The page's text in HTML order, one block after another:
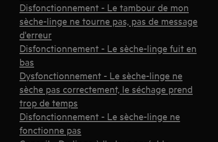
Disfonctionnement - Le tambour de mon
sèche-linge ne tourne pas, pas de message
d'erreur
Disfonctionnement - Le sèche-linge fuit en
bas
Dysfonctionnement - Le sèche-linge ne
sèche pas correctement, le séchage prend
trop de temps
Disfonctionnement - Le sèche-linge ne
fonctionne pas